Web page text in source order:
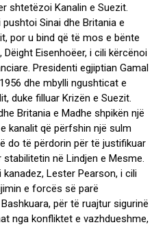
shtetëzoi Kanalin e Suezit.
Sinai dhe Britania e
por u bind që të mos e bënte
Eisenhoëer, i cili kërcënoi
Presidenti egjiptian Gamal
dhe mbylli ngushticat e
duke filluar Krizën e Suezit.
Britania e Madhe shpikën një
kanalit që përfshin një sulm
do të përdorin për të justifikuar
në Lindjen e Mesme.
Lester Pearson, i cili
e forcës së parë
për të ruajtur sigurinë
nga konfliktet e vazhdueshme,